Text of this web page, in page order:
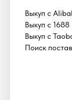
Выкуп с
Выкуп с 1688
Выкуп с
Поиск